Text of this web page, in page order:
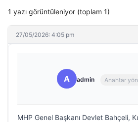
1 yazı görüntüleniyor (toplam 1)
27/05/2026: 4:05 pm
A admin Anahtar
MHP Genel Başkanı Devlet Bahçeli,